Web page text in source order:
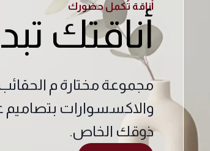
أناقة تُكمل حضورك
أناقتك
مجموعة مختارة م الحقائب
والاكسسوارات
ذوقك الخاص.